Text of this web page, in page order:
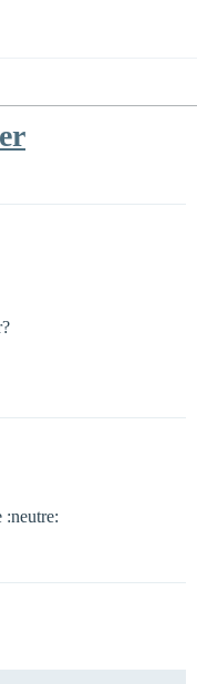
:neutre: